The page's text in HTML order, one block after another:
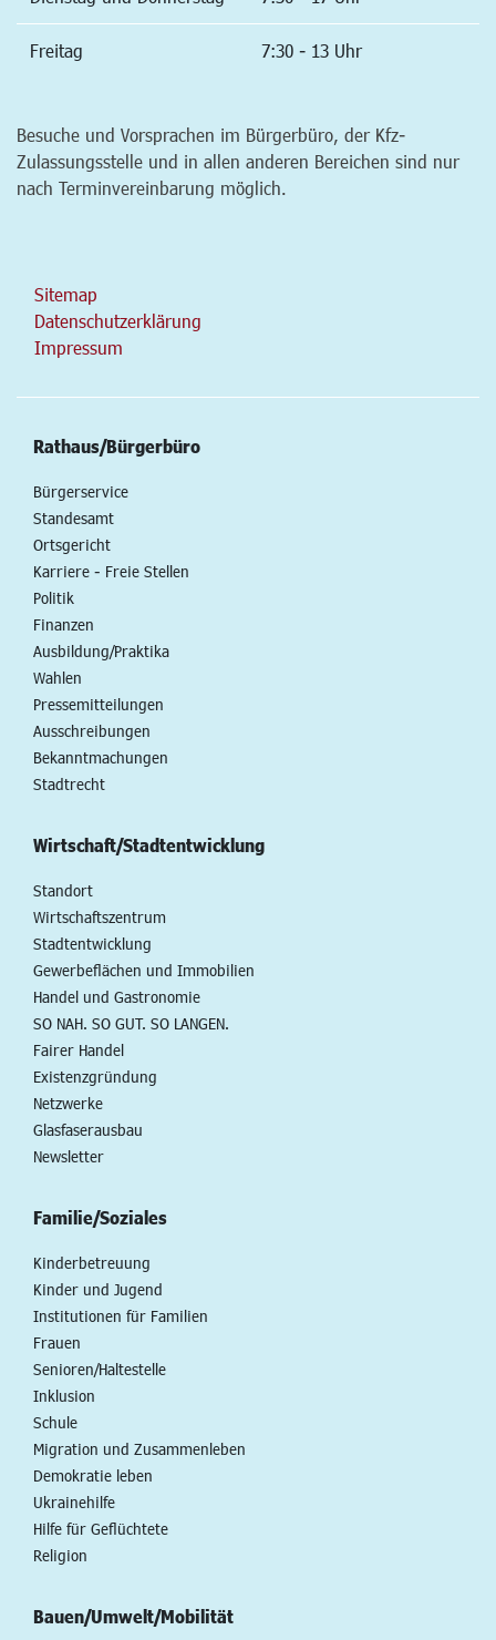
Freitag 7:30 - 13 Uhr
Besuche und Vorsprachen im Bürgerbüro, der Kfz-
Zulassungsstelle und in allen anderen Bereichen sind nur
nach Terminvereinbarung möglich.
Sitemap
Datenschutzerklärung
Impressum
Rathaus/Bürgerbüro
Bürgerservice
Standesamt
Ortsgericht
Karriere - Freie Stellen
Politik
Finanzen
Ausbildung/Praktika
Wahlen
Pressemitteilungen
Ausschreibungen
Bekanntmachungen
Stadtrecht
Wirtschaft/Stadtentwicklung
Standort
Wirtschaftszentrum
Stadtentwicklung
Gewerbeflächen und Immobilien
Handel und Gastronomie
SO NAH. SO GUT. SO LANGEN.
Fairer Handel
Existenzgründung
Netzwerke
Glasfaserausbau
Newsletter
Familie/Soziales
Kinderbetreuung
Kinder und Jugend
Institutionen für Familien
Frauen
Senioren/Haltestelle
Inklusion
Schule
Migration und Zusammenleben
Demokratie leben
Ukrainehilfe
Hilfe für Geflüchtete
Religion
Bauen/Umwelt/Mobilität